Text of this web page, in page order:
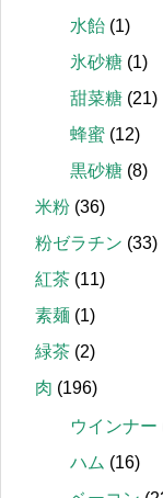
水飴 (1)
氷砂糖 (1)
甜菜糖 (21)
蜂蜜 (12)
黒砂糖 (8)
米粉 (36)
粉ゼラチン (33)
紅茶 (11)
素麺 (1)
緑茶 (2)
肉 (196)
ウインナー
ハム (16)